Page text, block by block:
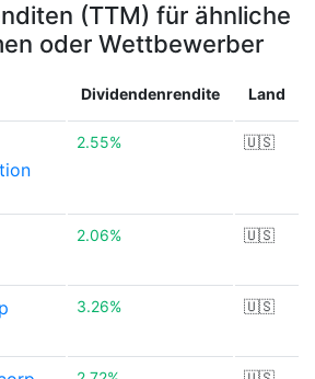
(TTM) für ähnliche
oder Wettbewerber
Dividendenrendite Land
2.55% 🇺🇸
2.06% 🇺🇸
3.26% 🇺🇸